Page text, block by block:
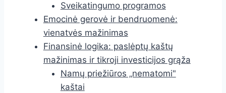
Sveikatingumo programos
Emocinė gerovė ir bendruomenė:
vienatvės mažinimas
Finansinė logika: paslėptų kaštų
mažinimas ir tikroji investicijos grąža
Namų priežiūros „nematomi"
kaštai